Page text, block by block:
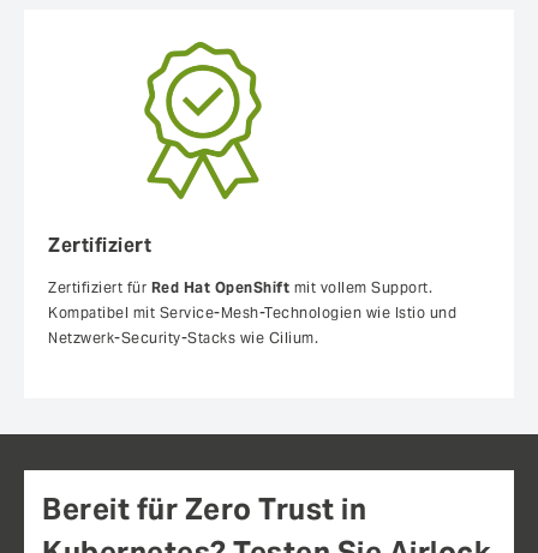
Zertifiziert
Zertifiziert für Red Hat OpenShift mit vollem Support.
Kompatibel mit Service-Mesh-Technologien wie Istio und
Netzwerk-Security-Stacks wie Cilium.
Bereit für Zero Trust in